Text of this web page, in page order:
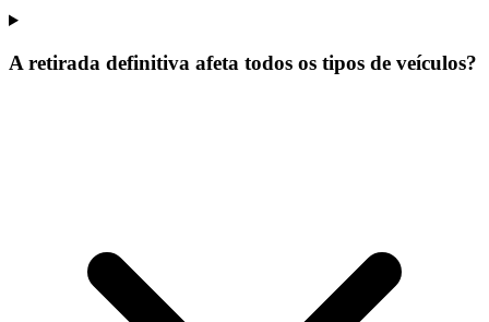
A retirada definitiva afeta todos os tipos de veículos?